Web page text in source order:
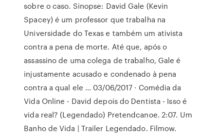
sobre o caso. Sinopse: David Gale (Kevin
Spacey) é um professor que trabalha na
Universidade do Texas e também um ativista
contra a pena de morte. Até que, após o
assassino de uma colega de trabalho, Gale é
injustamente acusado e condenado à pena
contra a qual ele … 03/06/2017 · Comédia da
Vida Online - David depois do Dentista - Isso é
vida real? (Legendado) Pretendcanoe. 2:07. Um
Banho de Vida | Trailer Legendado. Filmow.